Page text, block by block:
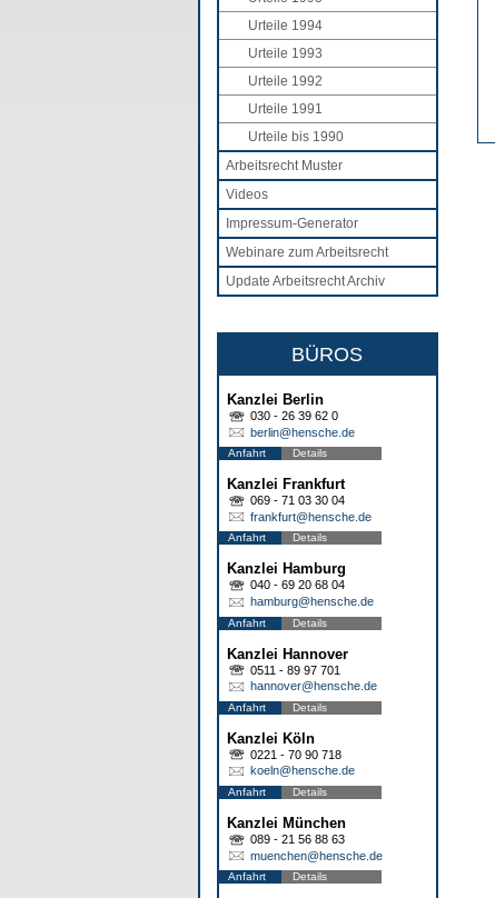
Urteile 1994
Urteile 1993
Urteile 1992
Urteile 1991
Urteile bis 1990
Arbeitsrecht Muster
Videos
Impressum-Generator
Webinare zum Arbeitsrecht
Update Arbeitsrecht Archiv
BÜROS
Kanzlei Berlin
030 - 26 39 62 0
berlin@hensche.de
Anfahrt Details
Kanzlei Frankfurt
069 - 71 03 30 04
frankfurt@hensche.de
Anfahrt Details
Kanzlei Hamburg
040 - 69 20 68 04
hamburg@hensche.de
Anfahrt Details
Kanzlei Hannover
0511 - 89 97 701
hannover@hensche.de
Anfahrt Details
Kanzlei Köln
0221 - 70 90 718
koeln@hensche.de
Anfahrt Details
Kanzlei München
089 - 21 56 88 63
muenchen@hensche.de
Anfahrt Details